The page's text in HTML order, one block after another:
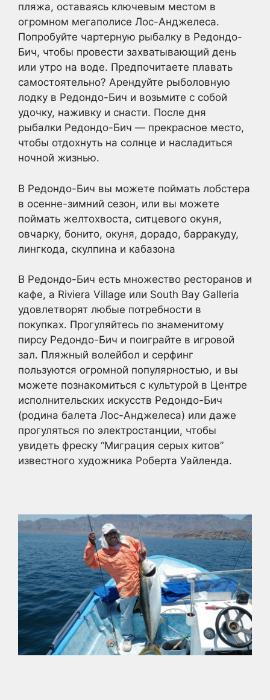
пляжа, оставаясь ключевым местом в
огромном мегаполисе Лос-Анджелеса.
Попробуйте чартерную рыбалку в Редондо-
Бич, чтобы провести захватывающий день
или утро на воде. Предпочитаете плавать
самостоятельно? Арендуйте рыболовную
лодку в Редондо-Бич и возьмите с собой
удочку, наживку и снасти. После дня
рыбалки Редондо-Бич — прекрасное место,
чтобы отдохнуть на солнце и насладиться
ночной жизнью.
В Редондо-Бич вы можете поймать лобстера
в осенне-зимний сезон, или вы можете
поймать желтохвоста, ситцевого окуня,
овчарку, бонито, окуня, дорадо, барракуду,
лингкода, скулпина и кабазона
В Редондо-Бич есть множество ресторанов и
кафе, а Riviera Village или South Bay Galleria
удовлетворят любые потребности в
покупках. Прогуляйтесь по знаменитому
пирсу Редондо-Бич и поиграйте в игровой
зал. Пляжный волейбол и серфинг
пользуются огромной популярностью, и вы
можете познакомиться с культурой в Центре
исполнительских искусств Редондо-Бич
(родина балета Лос-Анджелеса) или даже
прогуляться по электростанции, чтобы
увидеть фреску “Миграция серых китов”
известного художника Роберта Уайленда.